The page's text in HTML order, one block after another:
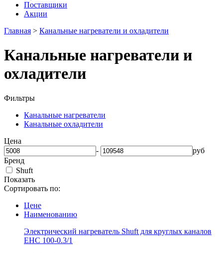
Поставщики
Акции
Главная > Канальные нагреватели и охладители
Канальные нагреватели и
охладители
Фильтры
Канальные нагреватели
Канальные охладители
Цена
-
руб
Бренд
Shuft
Показать
Сортировать по:
Цене
Наименованию
Электрический нагреватель Shuft для круглых каналов
EHC 100-0.3/1